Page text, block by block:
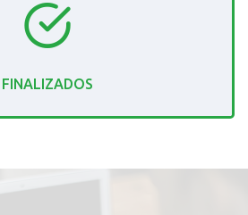
FINALIZADOS